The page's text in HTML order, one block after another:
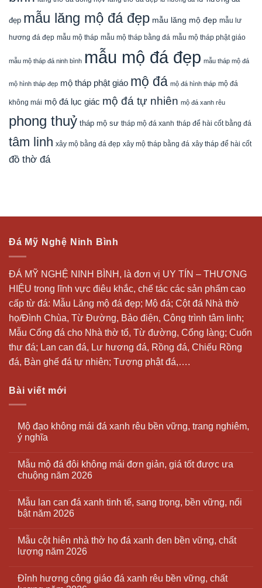
đẹp mẫu lăng mộ đá đẹp mẫu lăng mộ đẹp mẫu lư
hương đá đẹp mẫu mộ tháp mẫu mộ tháp bằng đá mẫu mộ tháp phật giáo
mẫu mộ tháp đá ninh bình mẫu mộ đá đẹp mẫu tháp mộ đá
mộ hình tháp đẹp mộ tháp phật giáo mộ đá mộ đá hình tháp mộ đá
không mái mộ đá lục giác mộ đá tự nhiên mộ đá xanh rêu
phong thuỷ tháp mộ sư tháp mộ đá xanh tháp để hài cốt bằng đá
tâm linh xây mộ bằng đá đẹp xây mộ tháp bằng đá xây tháp để hài cốt
đồ thờ đá
Đá Mỹ Nghệ Ninh Bình
ĐÁ MỸ NGHỆ NINH BÌNH, là đơn vị UY TÍN – THƯƠNG
HIỆU trong lĩnh vực điêu khắc, chế tác các sản phẩm cao
cấp từ đá: Mẫu Lăng mộ đá đẹp; Mộ đá; Cột đá Nhà thờ
họ/Đình Chùa, Từ Đường, Bảo điện, Công trình tâm linh;
Mẫu Cổng đá cho Nhà thờ tổ, Từ đường, Cổng làng; Cuốn
thư đá; Lan can đá, Lư hương đá, Rồng đá, Chiếu Rồng
đá, Bàn ghế đá tự nhiên; Tượng phật đá,….
Bài viết mới
Mộ đạo không mái đá xanh rêu bền vững, trang nghiêm,
ý nghĩa
Mẫu mộ đá đôi không mái đơn giản, giá tốt được ưa
chuộng năm 2026
Mẫu lan can đá xanh tinh tế, sang trọng, bền vững, nổi
bật năm 2026
Mẫu cột hiên nhà thờ họ đá xanh đen bền vững, chất
lượng năm 2026
Đỉnh hương công giáo đá xanh rêu bền vững, chất